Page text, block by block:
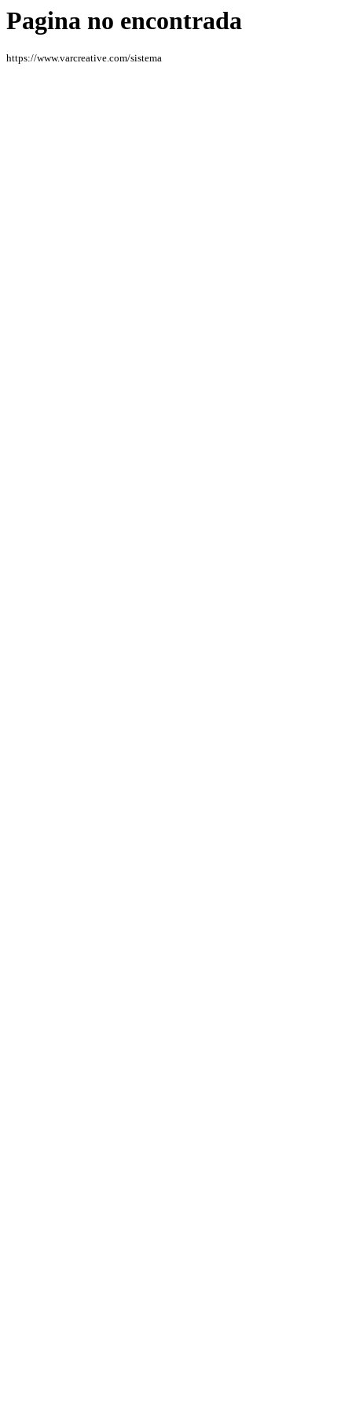
Pagina no encontrada
https://www.varcreative.com/sistema